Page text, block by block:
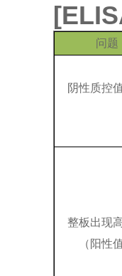
[
问题
阴性质控
整板出现
（阳性